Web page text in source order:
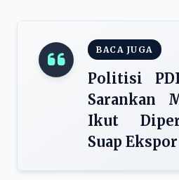
BACA JUGA
Politisi
Sarankan
Ikut
Suap